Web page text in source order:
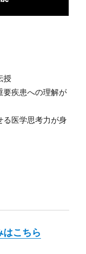
授
要疾患への理解が
る医学思考力が身
こちら